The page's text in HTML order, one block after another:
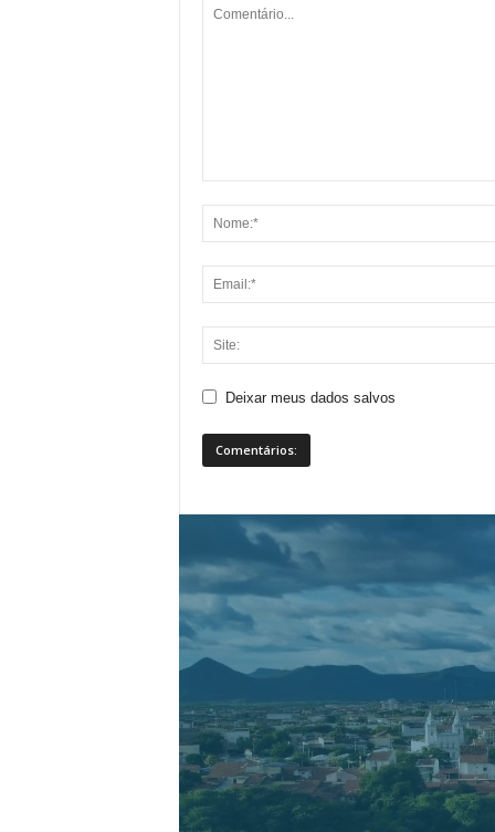
Deixar meus dados salvos